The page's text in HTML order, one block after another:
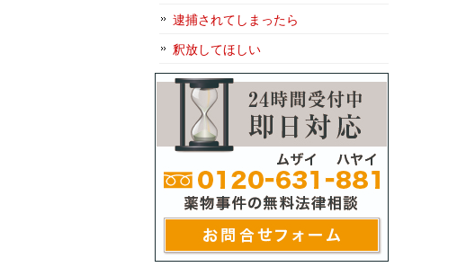
逮捕されてしまったら
釈放してほしい